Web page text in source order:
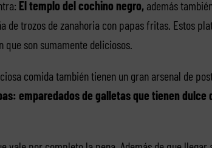
El templo del cochino negro,además
de trozos de zanahoria con papas fritas. Estos
que son sumamente deliciosos.
comida también tienen un gran arsenal de
emparedados de galletas que tienen dulce